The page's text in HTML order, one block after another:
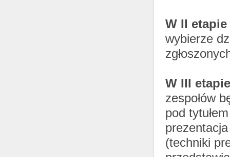
W II etapie
wybierze
W III etapie
zespołów
pod
(techniki